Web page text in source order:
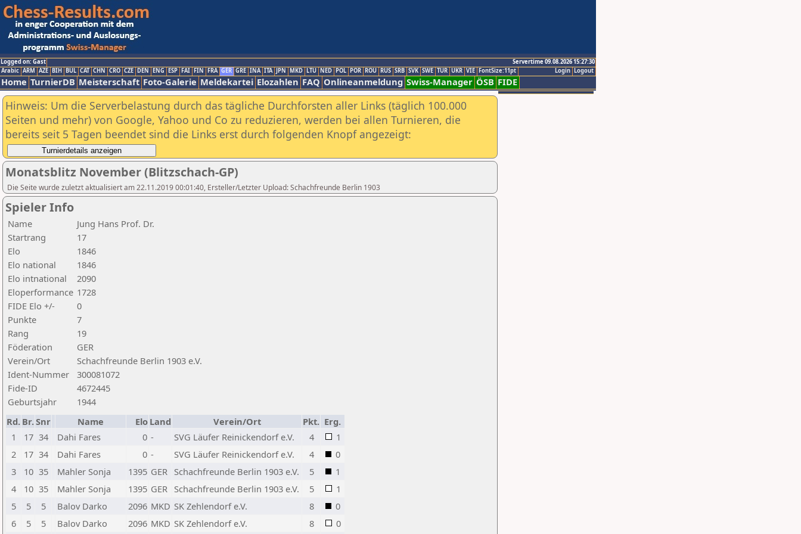
Logged on: Gast
Servertime 09.08.2026 15:27:30
Logout
Login
Arabic ARM AZE BIH BUL CAT CHN CRO CZE DEN ENG ESP FAI FIN FRA GER GRE INA ITA JPN MKD LTU NED POL POR ROU RUS SRB SVK SWE TUR UKR VIE FontSize:11pt
Home TurnierDB Meisterschaft Foto-Galerie Meldekartei Elozahlen FAQ Onlineanmeldung Swiss-Manager ÖSB FIDE
Hinweis: Um die Serverbelastung durch das tägliche Durchforsten aller Links (täglich 100.000
Seiten und mehr) von Google, Yahoo und Co zu reduzieren, werden bei allen Turnieren, die
bereits seit 5 Tagen beendet sind die Links erst durch folgenden Knopf angezeigt:
Monatsblitz November (Blitzschach-GP)
Die Seite wurde zuletzt aktualisiert am 22.11.2019 00:01:40, Ersteller/Letzter Upload: Schachfreunde Berlin 1903
Spieler Info
Name
Jung Hans Prof. Dr.
Startrang
17
Elo
1846
Elo national
1846
Elo intnational
2090
Eloperformance 1728
FIDE Elo +/-
0
Punkte
7
Rang
19
Föderation
GER
Verein/Ort
Schachfreunde Berlin 1903 e.V.
Ident-Nummer
300081072
Fide-ID
4672445
Geburtsjahr
1944
Rd. Br.Snr Name Elo Land Verein/Ort Pkt. Erg.
1
17 34 Dahi Fares 0 - SVG Läufer Reinickendorf e.V. 4
1
2
17 34 Dahi Fares 0 - SVG Läufer Reinickendorf e.V. 4
0
3
10 35 Mahler Sonja 1395 GER Schachfreunde Berlin 1903 e.V. 5
1
4
10 35 Mahler Sonja 1395 GER Schachfreunde Berlin 1903 e.V. 5
1
5
5 5 Balov Darko 2096 MKD SK Zehlendorf e.V. 8
0
6
5 5 Balov Darko 2096 MKD SK Zehlendorf e.V. 8 0